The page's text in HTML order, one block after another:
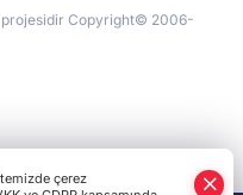
projesidir Copyright© 2006-
çerez